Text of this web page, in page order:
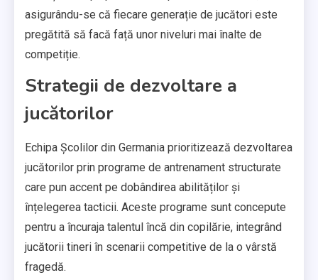
asigurându-se că fiecare generație de jucători este
pregătită să facă față unor niveluri mai înalte de
competiție.
Strategii de dezvoltare a
jucătorilor
Echipa Școlilor din Germania prioritizează dezvoltarea
jucătorilor prin programe de antrenament structurate
care pun accent pe dobândirea abilităților și
înțelegerea tacticii. Aceste programe sunt concepute
pentru a încuraja talentul încă din copilărie, integrând
jucătorii tineri în scenarii competitive de la o vârstă
fragedă.